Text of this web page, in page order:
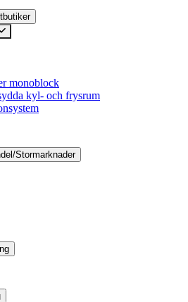
monoblock
kyl- och frysrum
Stormarknader